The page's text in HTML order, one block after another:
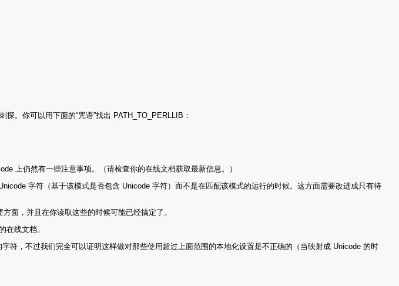
。你可以用下面的“咒语”找出 PATH_TO_PERLLIB：
上仍然有一些注意事项。（请检查你的在线文档获取最新信息。）
字符（基于该模式是否包含 Unicode 字符）而不是在匹配该模式的运行的时候。这方面需要改进成只有待
面，并且在你读取这些的时候可能已经搞定了。
在线文档。
，不过我们完全可以证明这样做对那些使用超过上面范围的本地化设置是不正确的（当映射成 Unicode 的时